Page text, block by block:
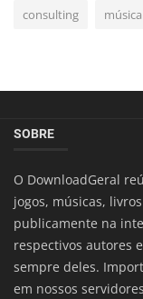
consulting
SOBRE
O DownloadGeral
jogos, músicas,
publicamente na
respectivos autores
sempre deles.
em nossos